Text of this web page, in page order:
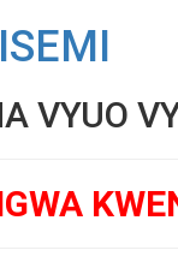
VYUO